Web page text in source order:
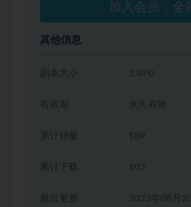
加入会员，全
其他信息
剧本大小 1.07G
有效期 永久有效
累计销量 189
累计下载 103
2023年08月20